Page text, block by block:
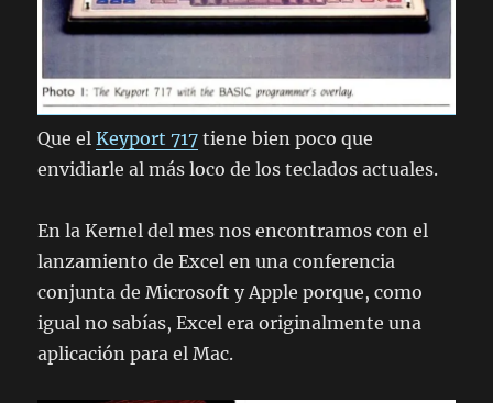
Que elKeyport 717 tiene bien poco que
envidiarle al más loco de los teclados actuales.
En la Kernel del mes nos encontramos con el
lanzamiento de Excel en una conferencia
conjunta de Microsoft y Apple porque, como
igual no sabías, Excel era originalmente una
aplicación para el Mac.